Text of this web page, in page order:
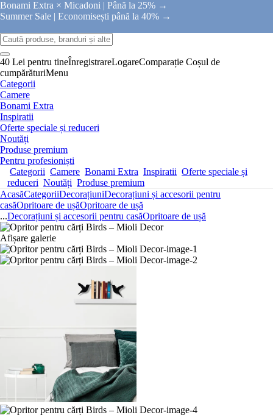
Bonami Extra × Micadoni | Până la 25% →
Summer Sale | Economisești până la 40% →
40 Lei pentru tineÎnregistrareLogareComparație Coșul de
cumpărăturiMenu
Categorii
Camere
Bonami Extra
Inspiratii
Oferte speciale și reduceri
Noutăți
Produse premium
Pentru profesioniști
Categorii Camere Bonami Extra Inspiratii Oferte speciale și
reduceri Noutăți Produse premium
AcasăCategoriiDecorațiuniDecorațiuni și accesorii pentru
casăOpritoare de ușăOpritoare de ușă
...Decorațiuni și accesorii pentru casăOpritoare de ușă
Afișare galerie